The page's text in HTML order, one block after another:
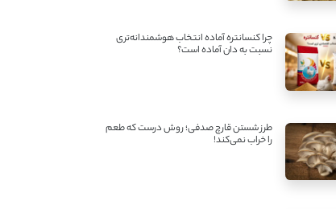
چرا کنسانتره آماده انتخاب هوشمندانه‌تری
نسبت به دان آماده است؟
طرز شستن قارچ صدفی؛ روش درست که طعم
را خراب نمی‌کند!